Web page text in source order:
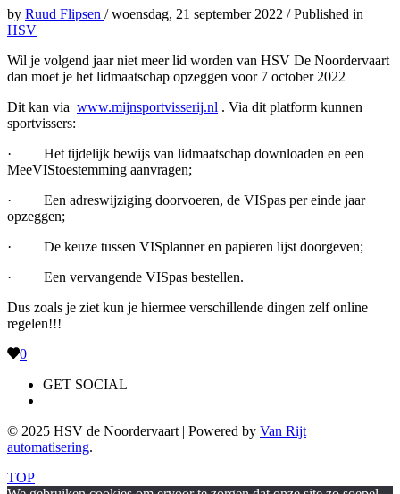
by Ruud Flipsen /woensdag, 21 september 2022 /Published in
HSV
Wil je volgend jaar niet meer lid worden van HSV De Noordervaart
dan moet je het lidmaatschap opzeggen voor 7 october 2022
Dit kan via www.mijnsportvisserij.nl . Via dit platform kunnen
sportvissers:
· Het tijdelijk bewijs van lidmaatschap downloaden en een
MeeVIStoestemming aanvragen;
· Een adreswijziging doorvoeren, de VISpas per einde jaar
opzeggen;
· De keuze tussen VISplanner en papieren lijst doorgeven;
· Een vervangende VISpas bestellen.
Dus zoals je ziet kun je hiermee verschillende dingen zelf online
regelen!!!
0
GET SOCIAL
© 2025 HSV de Noordervaart | Powered by Van Rijt
automatisering.
TOP